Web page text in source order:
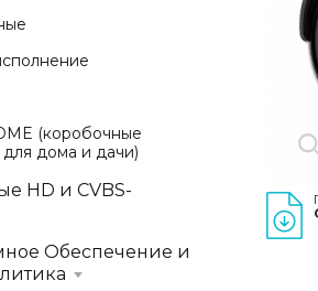
(коробочные
дома и дачи)
HD и CVBS-
Обеспечение и